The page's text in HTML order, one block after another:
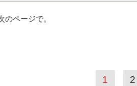
のページで。
1 2